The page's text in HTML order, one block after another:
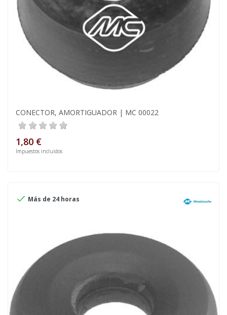
CONECTOR, AMORTIGUADOR | MC 00022
1,80 €
Impuestos incluidos
 Más de 24 horas